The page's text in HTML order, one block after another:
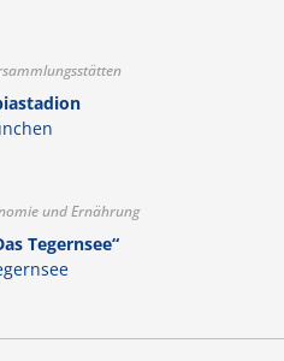
und Ernährung
Tegernsee“